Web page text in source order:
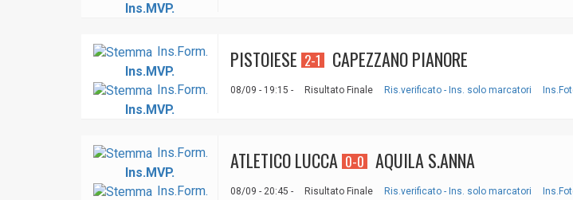
Ins.MVP.
PISTOIESE 2-1 CAPEZZANO PIANORE
08/09 - 19:15 - Risultato Finale Ris.verificato - Ins. solo marcatori
Ins.Form.
Ins.MVP.
Ins.Form.
Ins.MVP.
ATLETICO LUCCA 0-0 AQUILA S.ANNA
08/09 - 20:45 - Risultato Finale Ris.verificato - Ins. solo marcatori
Ins.Form.
Ins.MVP.
Ins.Form.